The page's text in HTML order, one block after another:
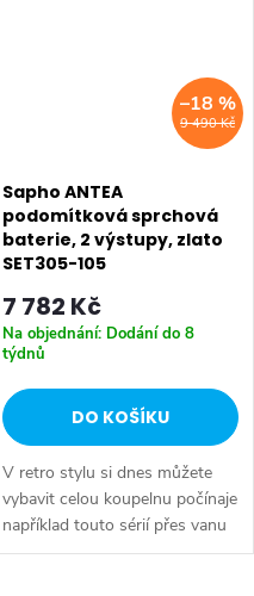
9 490 Kč
–18 %
Sapho ANTEA
podomítková sprchová
baterie, 2 výstupy, zlato
SET305-105
7 782 Kč
Na objednání: Dodání do 8
týdnů
DO KOŠÍKU
V retro stylu si dnes můžete
vybavit celou koupelnu počínaje
například touto sérií přes vanu
Retro, doplňky Diamond až po